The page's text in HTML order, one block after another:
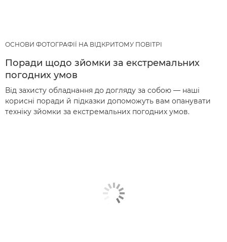
ОСНОВИ ФОТОГРАФІЇ НА ВІДКРИТОМУ ПОВІТРІ
Поради щодо зйомки за екстремальних
погодних умов
Від захисту обладнання до догляду за собою — наші
корисні поради й підказки допоможуть вам опанувати
техніку зйомки за екстремальних погодних умов.